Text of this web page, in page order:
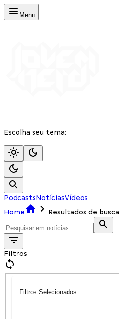
Menu
Escolha seu tema:
PodcastsNotíciasVídeos
Home
Resultados de busca
Filtros
Filtros Selecionados